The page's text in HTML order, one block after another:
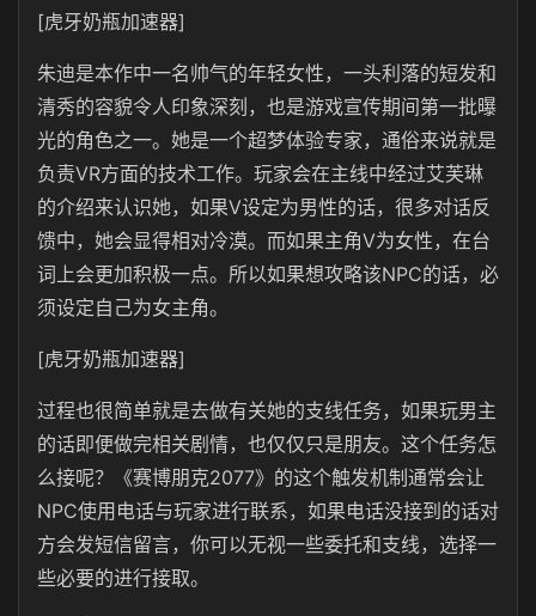
[虎牙奶瓶加速器]
朱迪是本作中一名帅气的年轻女性，一头利落的短发和
清秀的容貌令人印象深刻，也是游戏宣传期间第一批曝
光的角色之一。她是一个超梦体验专家，通俗来说就是
负责VR方面的技术工作。玩家会在主线中经过艾芙琳
的介绍来认识她，如果V设定为男性的话，很多对话反
馈中，她会显得相对冷漠。而如果主角V为女性，在台
词上会更加积极一点。所以如果想攻略该NPC的话，必
须设定自己为女主角。
[虎牙奶瓶加速器]
过程也很简单就是去做有关她的支线任务，如果玩男主
的话即便做完相关剧情，也仅仅只是朋友。这个任务怎
么接呢？《赛博朋克2077》的这个触发机制通常会让
NPC使用电话与玩家进行联系，如果电话没接到的话对
方会发短信留言，你可以无视一些委托和支线，选择一
些必要的进行接取。